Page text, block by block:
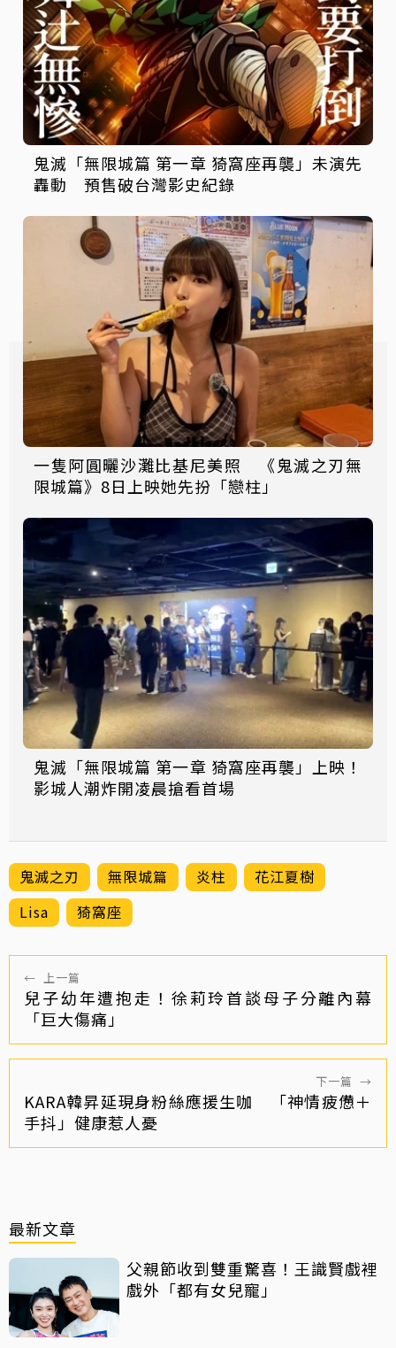
鬼滅「無限城篇 第一章 猗窩座再襲」未演先
轟動 預售破台灣影史紀錄
一隻阿圓曬沙灘比基尼美照 《鬼滅之刃無
限城篇》8日上映她先扮「戀柱」
鬼滅「無限城篇 第一章 猗窩座再襲」上映！
影城人潮炸開凌晨搶看首場
鬼滅之刃 無限城篇 炎柱
花江夏樹
Lisa
猗窩座
← 上一篇
兒子幼年遭抱走！徐莉玲首談母子分離內幕
「巨大傷痛」
下一篇 →
KARA韓昇延現身粉絲應援生咖 「神情疲憊＋
手抖」健康惹人憂
最新文章
父親節收到雙重驚喜！王識賢戲裡
戲外「都有女兒寵」